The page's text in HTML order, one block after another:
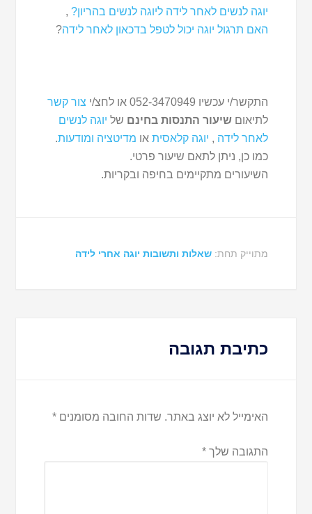
יוגה לנשים לאחר לידה ליוגה לנשים בהריון? ,
האם תרגול יוגה יכול לטפל בדכאון לאחר לידה?
התקשר/י עכשיו 052-3470949 או לחצ/י
צור קשר
לתיאום שיעור התנסות בחינם של יוגה לנשים
לאחר לידה , יוגה קלאסית או מדיטציה ומודעות.
כמו כן, ניתן לתאם שיעור פרטי.
השיעורים מתקיימים בחיפה ובקריות.
מתוייק תחת:שאלות ותשובות יוגה אחרי לידה
כתיבת תגובה
האימייל לא יוצג באתר. שדות החובה מסומנים*
התגובה שלך*